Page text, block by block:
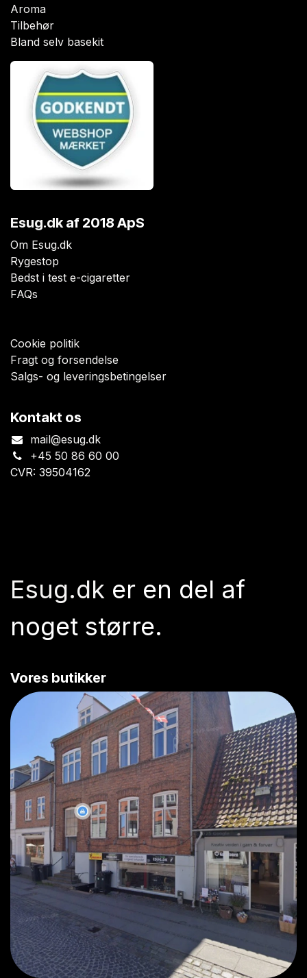
Aroma
Tilbehør
Bland selv basekit
Esug.dkaf 2018 ApS
Om Esug.dk
Rygestop
Bedst i test e-cigaretter
FAQs
Cookie politik
Fragt og forsendelse
Salgs- og leveringsbetingelser
Kontakt os
mail@esug.dk
+45 50 86 60 00
CVR: 39504162
Esug.dk er en del af
noget større.
Vores butikker